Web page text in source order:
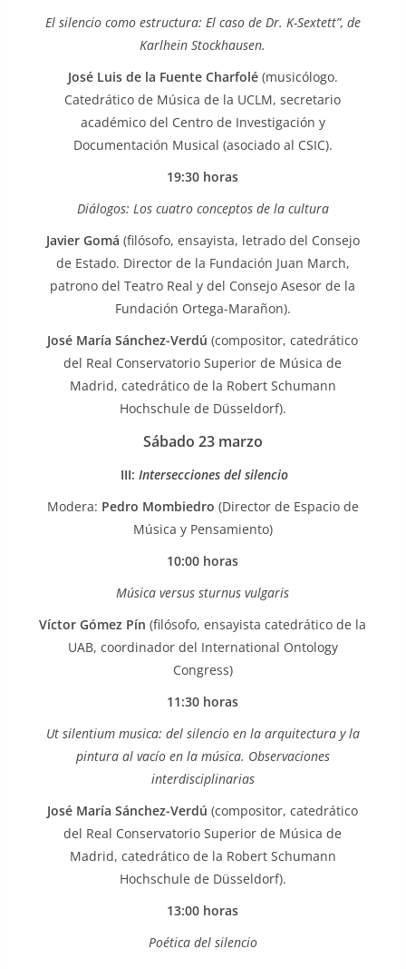
El silencio como estructura: El caso de Dr. K-Sextett”, de
Karlhein Stockhausen.
José Luis de la Fuente Charfolé(musicólogo.
Catedrático de Música de la UCLM, secretario
académico del Centro de Investigación y
Documentación Musical (asociado al CSIC).
19:30 horas
Diálogos: Los cuatro conceptos de la cultura
Javier Gomá (filósofo, ensayista, letrado del Consejo
de Estado. Director de la Fundación Juan March,
patrono del Teatro Real y del Consejo Asesor de la
Fundación Ortega-Marañon).
José María Sánchez-Verdú (compositor, catedrático
del Real Conservatorio Superior de Música de
Madrid, catedrático de la Robert Schumann
Hochschule de Düsseldorf).
Sábado 23 marzo
III:Intersecciones del silencio
Modera: Pedro Mombiedro (Director de Espacio de
Música y Pensamiento)
10:00 horas
Música versus sturnus vulgaris
Víctor Gómez Pín (filósofo, ensayista catedrático de la
UAB, coordinador del International Ontology
Congress)
11:30 horas
Ut silentium musica: del silencio en la arquitectura y la
pintura al vacío en la música. Observaciones
interdisciplinarias
José María Sánchez-Verdú(compositor, catedrático
del Real Conservatorio Superior de Música de
Madrid, catedrático de la Robert Schumann
Hochschule de Düsseldorf).
13:00 horas
Poética del silencio